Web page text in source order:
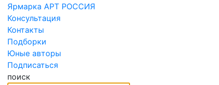
Ярмарка АРТ РОССИЯ
Консультация
Контакты
Подборки
Юные авторы
Подписаться
поиск